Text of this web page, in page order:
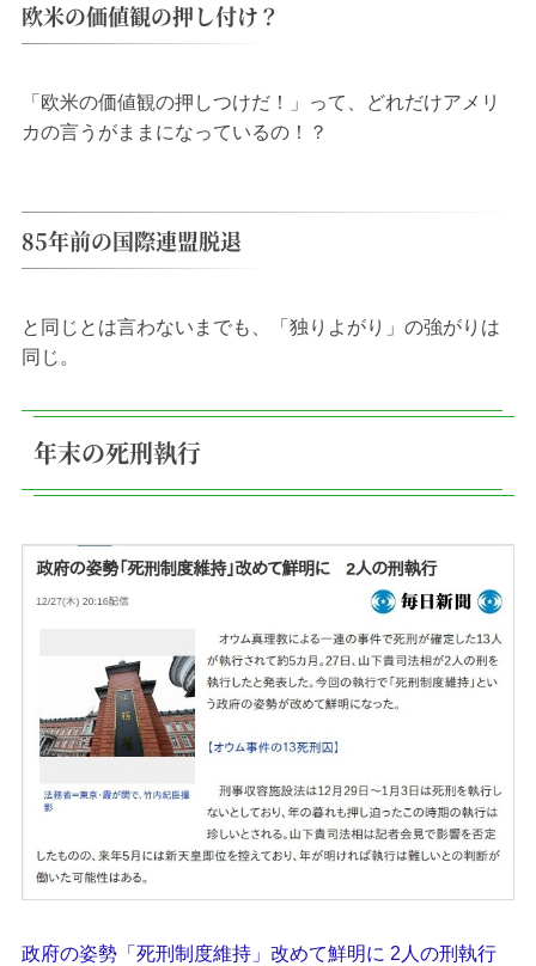
欧米の価値観の押し付け？
「欧米の価値観の押しつけだ！」って、どれだけアメリ
カの言うがままになっているの！？
85年前の国際連盟脱退
と同じとは言わないまでも、「独りよがり」の強がりは
同じ。
年末の死刑執行
政府の姿勢「死刑制度維持」改めて鮮明に 2人の刑執行